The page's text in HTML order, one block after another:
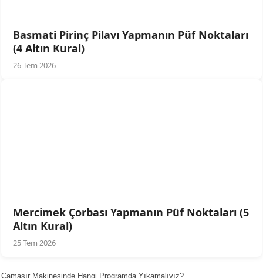
Basmati Pirinç Pilavı Yapmanın Püf Noktaları
(4 Altın Kural)
26 Tem 2026
Mercimek Çorbası Yapmanın Püf Noktaları (5
Altın Kural)
25 Tem 2026
Çamaşır Makinesinde Hangi Programda Yıkamalıyız?